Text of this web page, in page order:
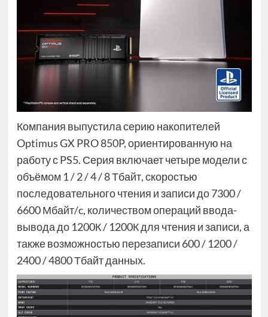
Компания выпустила серию накопителей
Optimus GX PRO 850P, ориентированную на
работу с PS5. Серия включает четыре модели с
объёмом 1 / 2 / 4 / 8 Тбайт, скоростью
последовательного чтения и записи до 7300 /
6600 Мбайт/c, количеством операций ввода-
вывода до 1200К / 1200К для чтения и записи, а
также возможностью перезаписи 600 / 1200 /
2400 / 4800 Тбайт данных.